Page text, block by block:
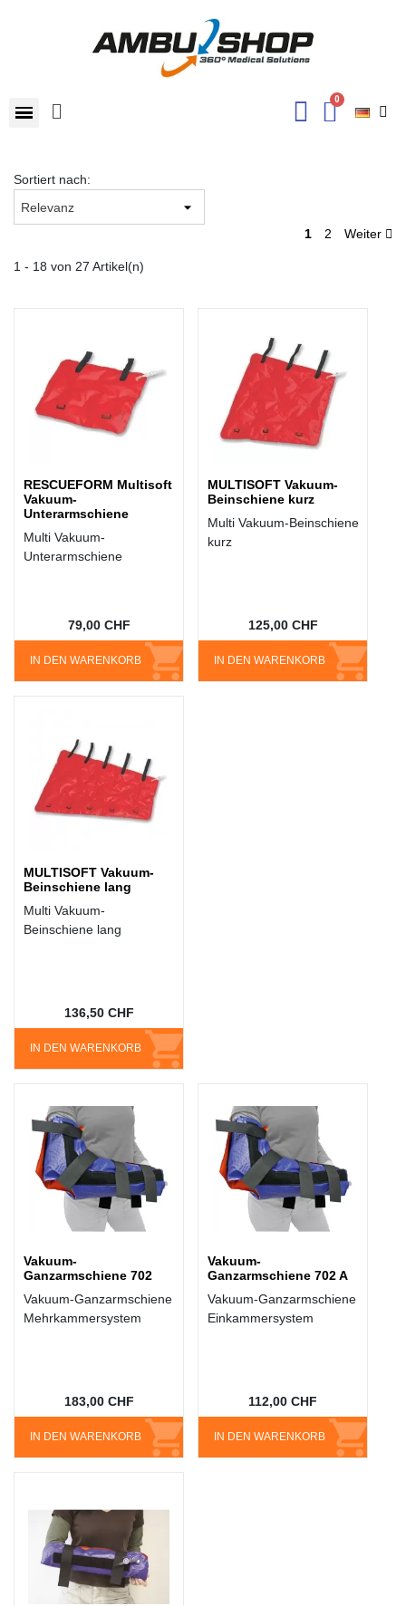
Sortiert nach:
1 2 Weiter
1 - 18 von 27 Artikel(n)
RESCUEFORM Multisoft
Vakuum-
Unterarmschiene
Multi Vakuum-
Unterarmschiene
IN DEN WARENKORB
79,00 CHF
MULTISOFT Vakuum-
Beinschiene kurz
Multi Vakuum-Beinschiene
kurz
IN DEN WARENKORB
125,00 CHF
MULTISOFT Vakuum-
Beinschiene lang
Multi Vakuum-
Beinschiene lang
IN DEN WARENKORB
136,50 CHF
Vakuum-
Ganzarmschiene 702
Vakuum-Ganzarmschiene
Mehrkammersystem
IN DEN WARENKORB
183,00 CHF
Vakuum-
Ganzarmschiene 702 A
Vakuum-Ganzarmschiene
Einkammersystem
IN DEN WARENKORB
112,00 CHF